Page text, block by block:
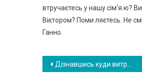
втручаєтесь у нашу сім’я ю?
Віктором? Поми ляєтесь. Не
Ганно.
Навигация
Дізнавшись куди витратив чоловік rроші з сімейного бюджету, у мене очі на лоба полізли і залишився лише один вихід – розлу чення